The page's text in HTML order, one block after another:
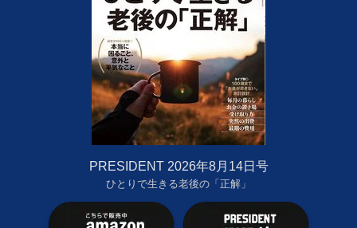
PRESIDENT 2026年8月14日号
ひとりで生きる老後の「正解」